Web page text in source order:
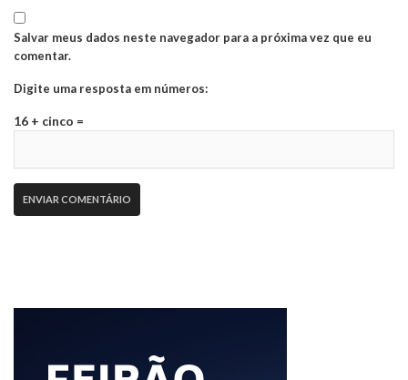
Salvar meus dados neste navegador para a próxima vez que eu
comentar.
Digite uma resposta em números:
16 + cinco =